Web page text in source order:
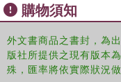
購物須知
外文書商品之書封，為
版社所提供之現有版本
殊，匯率將依實際狀況做